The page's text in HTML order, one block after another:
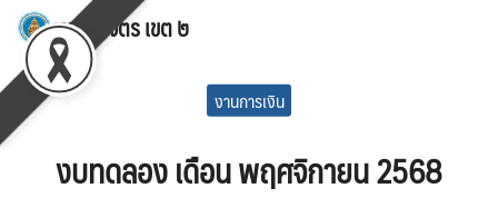
Skip
content
สพป.พิจิตร เขต ๒
งานการเงิน
งบทดลอง เดือน พฤศจิกายน 2568